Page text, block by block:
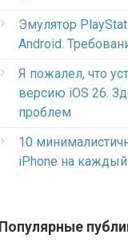
Эмулятор
Android.
Я пожалел, что
версию iOS 26.
проблем
10
iPhone на
Популярные